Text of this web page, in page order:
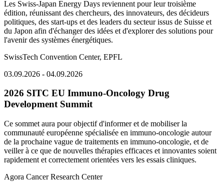
Les Swiss-Japan Energy Days reviennent pour leur troisième
édition, réunissant des chercheurs, des innovateurs, des décideurs
politiques, des start-ups et des leaders du secteur issus de Suisse et
du Japon afin d'échanger des idées et d'explorer des solutions pour
l'avenir des systèmes énergétiques.
SwissTech Convention Center, EPFL
03.09.2026 - 04.09.2026
2026 SITC EU Immuno-Oncology Drug
Development Summit
Ce sommet aura pour objectif d'informer et de mobiliser la
communauté européenne spécialisée en immuno-oncologie autour
de la prochaine vague de traitements en immuno-oncologie, et de
veiller à ce que de nouvelles thérapies efficaces et innovantes soient
rapidement et correctement orientées vers les essais cliniques.
Agora Cancer Research Center